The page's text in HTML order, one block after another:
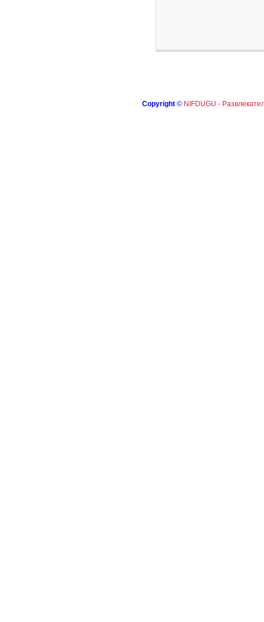
Copyright © NIFDUGU -